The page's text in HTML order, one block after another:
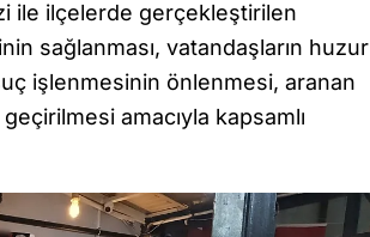
ile ilçelerde gerçekleştirilen
sağlanması, vatandaşların huzur
işlenmesinin önlenmesi, aranan
amacıyla kapsamlı